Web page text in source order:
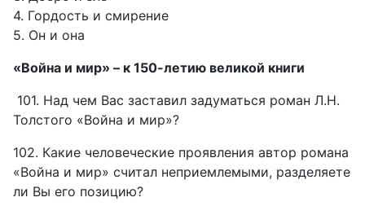
4. Гордость и смирение
5. Он и она
«Война и мир» – к 150-летию великой книги
101. Над чем Вас заставил задуматься роман Л.Н.
Толстого «Война и мир»?
102. Какие человеческие проявления автор романа
«Война и мир» считал неприемлемыми, разделяете
ли Вы его позицию?